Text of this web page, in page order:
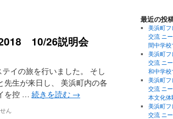
10/26説明会
イの旅を行いました。 そし
先生が来日し、 美浜町内の各
を控 … 続きを読む →
ん
最近の投
美浜町
交流 ニ
間中学
美浜町
交流 ニ
和中学
美浜町
交流 ニ
本文化体
美浜町
交流 ニ